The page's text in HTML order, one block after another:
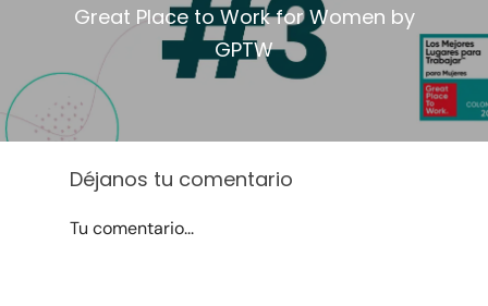
Great Place to Work for Women by
GPTW
Déjanos tu comentario
Tu comentario...